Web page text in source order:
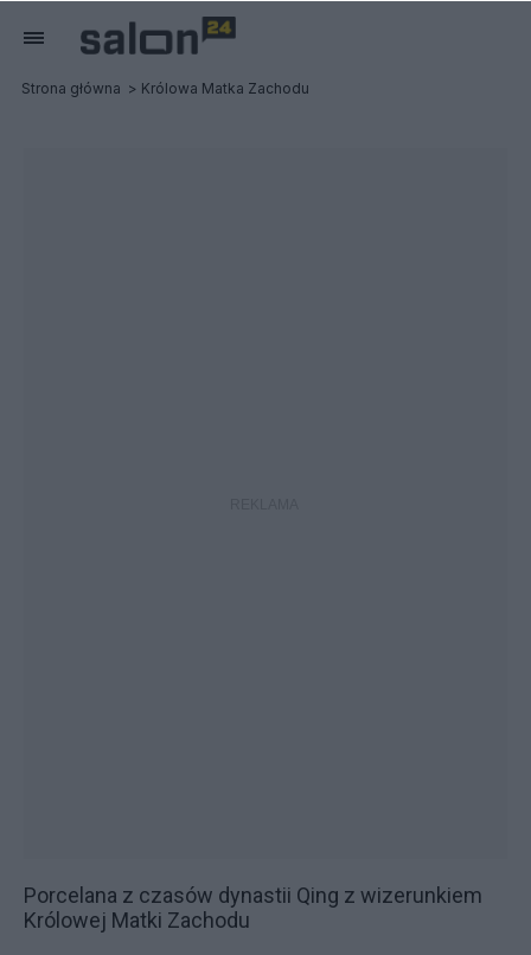
Strona główna Królowa Matka Zachodu
Porcelana z czasów dynastii Qing z wizerunkiem
Królowej Matki Zachodu